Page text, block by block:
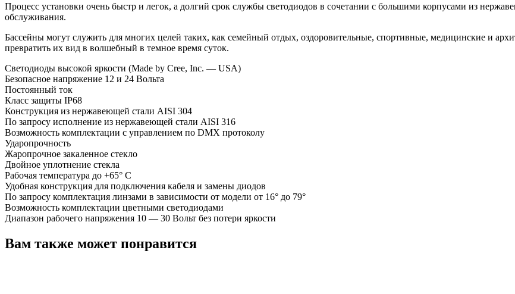
Процесс установки очень быстр и легок, а долгий срок службы светодиодов в сочетании с большими корпусами из
обслуживания.
Бассейны могут служить для многих целей таких, как семейный отдых, оздоровительные, спортивные, медицинские и
превратить их вид в волшебный в темное время суток.
Светодиоды высокой яркости (Made by Cree, Inc. — USA)
Безопасное напряжение 12 и 24 Вольта
Постоянный ток
Класс защиты IP68
Конструкция из нержавеющей стали AISI 304
По запросу исполнение из нержавеющей стали AISI 316
Возможность комплектации с управлением по DMX протоколу
Ударопрочность
Жаропрочное закаленное стекло
Двойное уплотнение стекла
Рабочая температура до +65° С
Удобная конструкция для подключения кабеля и замены диодов
По запросу комплектация линзами в зависимости от модели от 16° до 79°
Возможность комплектации цветными светодиодами
Диапазон рабочего напряжения 10 — 30 Вольт без потери яркости
Вам также может понравится